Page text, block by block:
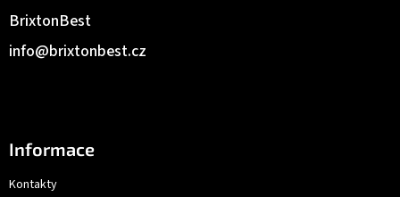
info@brixtonbest.cz
BrixtonBest
Informace
Kontakty